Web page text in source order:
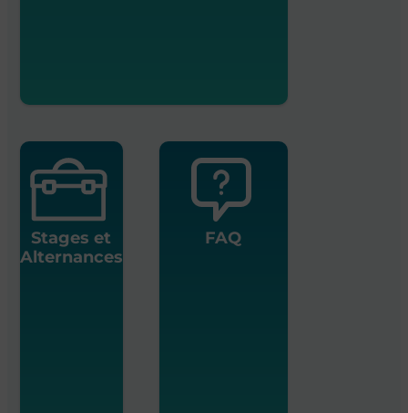
Stages et
Alternances
FAQ